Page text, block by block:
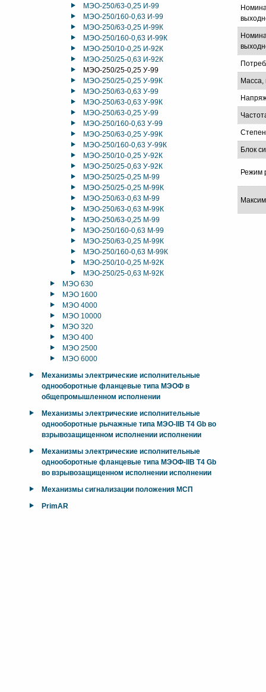
МЭО-250/63-0,25 И-99
МЭО-250/160-0,63 И-99
МЭО-250/63-0,25 И-99К
МЭО-250/160-0,63 И-99К
МЭО-250/10-0,25 И-92К
МЭО-250/25-0,63 И-92К
МЭО-250/25-0,25 У-99
МЭО-250/25-0,25 У-99К
МЭО-250/63-0,63 У-99
МЭО-250/63-0,63 У-99К
МЭО-250/63-0,25 У-99
МЭО-250/160-0,63 У-99
МЭО-250/63-0,25 У-99К
МЭО-250/160-0,63 У-99К
МЭО-250/10-0,25 У-92К
МЭО-250/25-0,63 У-92К
МЭО-250/25-0,25 М-99
МЭО-250/25-0,25 М-99К
МЭО-250/63-0,63 М-99
МЭО-250/63-0,63 М-99К
МЭО-250/63-0,25 М-99
МЭО-250/160-0,63 М-99
МЭО-250/63-0,25 М-99К
МЭО-250/160-0,63 М-99К
МЭО-250/10-0,25 М-92К
МЭО-250/25-0,63 М-92К
МЭО 630
МЭО 1600
МЭО 4000
МЭО 10000
МЭО 320
МЭО 400
МЭО 2500
МЭО 6000
Механизмы электрические исполнительные
однооборотные фланцевые типа МЭОФ в
общепромышленном исполнении
Механизмы электрические исполнительные
однооборотные рычажные типа МЭО-IIB T4 Gb во
взрывозащищенном исполнении исполнении
Механизмы электрические исполнительные
однооборотные фланцевые типа МЭОФ-IIB T4 Gb
во взрывозащищенном исполнении исполнении
Механизмы сигнализации положения МСП
PrimAR
Масса,
Блок
Режим